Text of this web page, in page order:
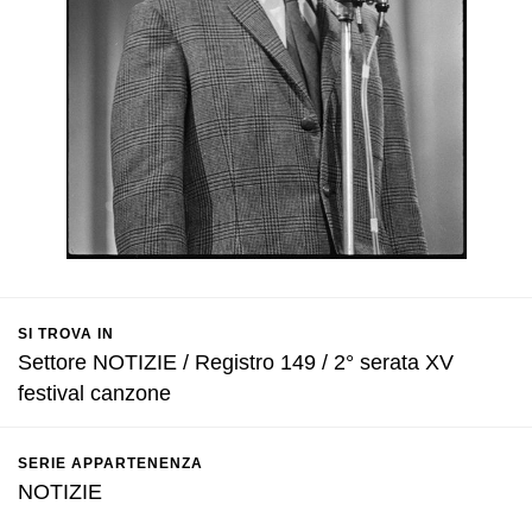
SI TROVA IN
Settore NOTIZIE / Registro 149 / 2° serata XV
festival canzone
SERIE APPARTENENZA
NOTIZIE